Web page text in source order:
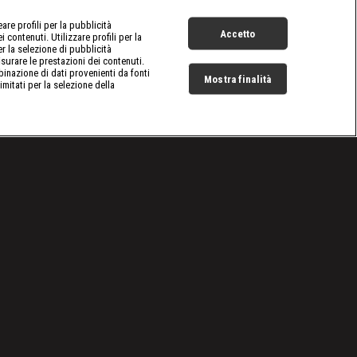
profili per la pubblicità
contenuti. Utilizzare profili per la
la selezione di pubblicità
le prestazioni dei contenuti.
di dati provenienti da fonti
per la selezione della
Accetto
Mostra finalità